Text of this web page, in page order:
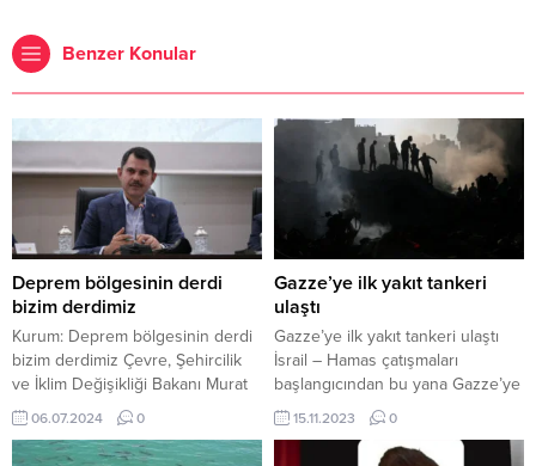
Benzer Konular
Deprem bölgesinin derdi
bizim derdimiz
Kurum: Deprem bölgesinin derdi
bizim derdimiz Çevre, Şehircilik
ve İklim Değişikliği Bakanı Murat
Kurum, deprem bölgesine yönelik
temaslarını sürdürüyor. Dün
gerçekleştirdiği Malatya
06.07.2024 0
Gazze’ye ilk yakıt tankeri
ulaştı
Gazze’ye ilk yakıt tankeri ulaştı
İsrail – Hamas çatışmaları
başlangıcından bu yana Gazze’ye
ilk akaryakıt tankeri ulaştı. Mısır’ın
Refah Sınır Kapısı üzerinden
Gazze’ye ulaşan tanker, 23 bin
15.11.2023 0